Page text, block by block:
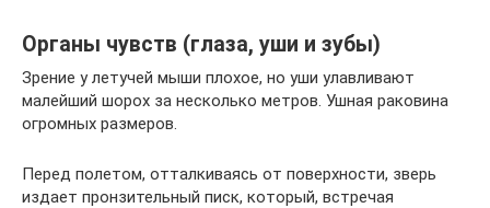
Органы чувств (глаза, уши и зубы)
Зрение у летучей мыши плохое, но уши улавливают
малейший шорох за несколько метров. Ушная раковина
огромных размеров.
Перед полетом, отталкиваясь от поверхности, зверь
издает пронзительный писк, который, встречая